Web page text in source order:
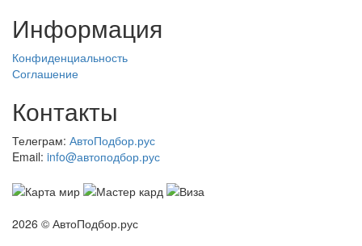
Информация
Конфиденциальность
Соглашение
Контакты
Телеграм: АвтоПодбор.рус
Email: info@автоподбор.рус
2026 © АвтоПодбор.рус